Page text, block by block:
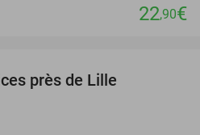
22,90€
près de Lille